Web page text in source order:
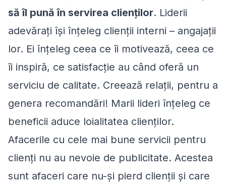
să îl pună în servirea clienților. Liderii
adevărați își înțeleg clienții interni – angajații
lor. Ei înțeleg ceea ce îi motivează, ceea ce
îi inspiră, ce satisfacție au când oferă un
serviciu de calitate. Creează relații, pentru a
genera recomandări! Marii lideri înțeleg ce
beneficii aduce loialitatea clienților.
Afacerile cu cele mai bune servicii pentru
clienți nu au nevoie de publicitate. Acestea
sunt afaceri care nu-și pierd clienții și care